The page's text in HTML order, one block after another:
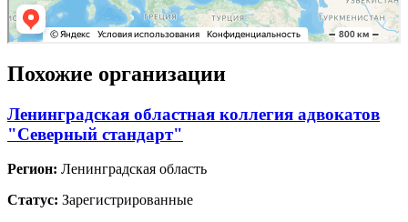
Похожие организации
Ленинградская областная коллегия адвокатов
"Северный стандарт"
Регион: Ленинградская область
Статус: Зарегистрированные